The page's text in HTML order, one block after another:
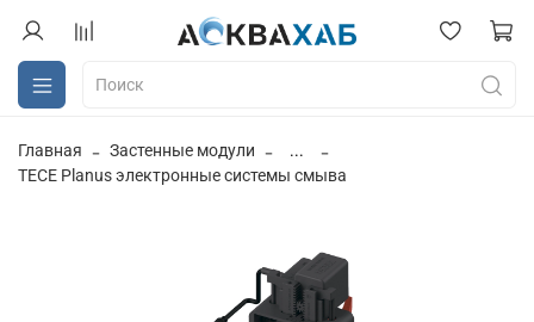
Главная Застенные модули
...
TECE Planus электронные системы смыва